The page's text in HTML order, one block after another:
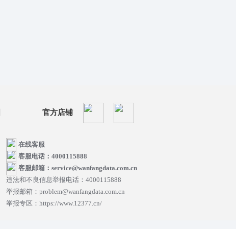
官方店铺
在线客服
客服电话：4000115888
客服邮箱：service@wanfangdata.com.cn
违法和不良信息举报电话：4000115888
举报邮箱：problem@wanfangdata.com.cn
举报专区：https://www.12377.cn/